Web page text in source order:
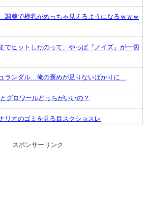
調整で横乳がめっちゃ見えるようになるｗｗｗ
でヒットしたのって、やっぱ『ノイズ』が一切
ランダル…俺の褒めが足りないばかりに…
グロワールどっちがいいの？
リオのゴミを見る目スクショスレ
スポンサーリンク